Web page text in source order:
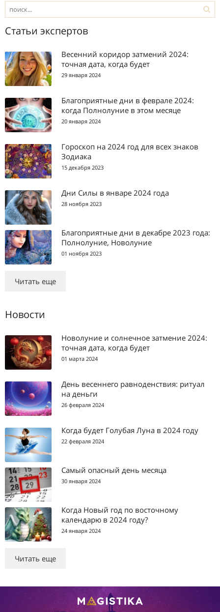
Статьи экспертов
Весенний коридор затмений 2024:
точная дата, когда будет
29 января 2024
Благоприятные дни в феврале 2024:
когда Полнолуние в этом месяце
20 января 2024
Гороскоп на 2024 год для всех знаков
Зодиака
15 декабря 2023
Дни Силы в январе 2024 года
28 ноября 2023
Благоприятные дни в декабре 2023 года:
Полнолуние, Новолуние
01 ноября 2023
Читать еще
Новости
Новолуние и солнечное затмение 2024:
точная дата, когда будет
01 марта 2024
День весеннего равноденствия: ритуал
на деньги
26 февраля 2024
Когда будет Голубая Луна в 2024 году
22 февраля 2024
Самый опасный день месяца
30 января 2024
Когда Новый год по восточному
календарю в 2024 году?
24 января 2024
Читать еще